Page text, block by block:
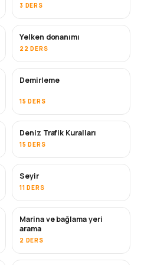
3 DERS
Yelken donanımı
22 DERS
Demirleme
15 DERS
Deniz Trafik Kuralları
15 DERS
Seyir
11 DERS
Marina ve bağlama yeri
arama
2 DERS